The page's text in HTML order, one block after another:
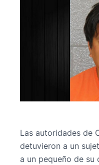
Las autoridades de
detuvieron a un
a un pequeño de su